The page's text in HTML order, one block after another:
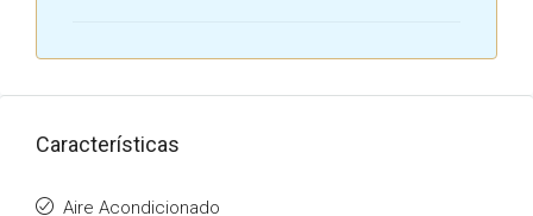
Características
Aire Acondicionado